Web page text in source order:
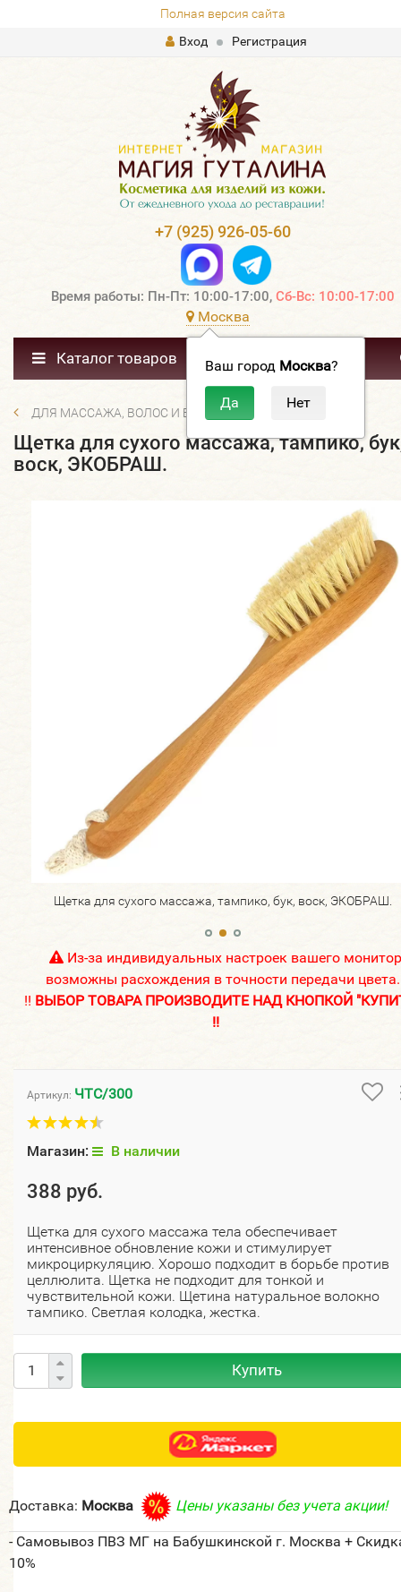
Полная версия сайта
Вход
Регистрация
+7 (925) 926-05-60
Время работы: Пн-Пт: 10:00-17:00, Сб-Вс: 10:00-17:00
Москва
Ваш город Москва?
Каталог товаров
ДЛЯ МАССАЖА, ВОЛОС И БОРОДЫ
Щетка для сухого массажа, тампико,
воск, ЭКОБРАШ.
Щетка для сухого массажа, тампико, бук, воск, ЭКОБРАШ.
Из-за индивидуальных настроек вашего
возможны расхождения в точности передачи цвета.
!! ВЫБОР ТОВАРА ПРОИЗВОДИТЕ НАД КНОПКОЙ
!!
Артикул: ЧТС/300
Магазин: В наличии
388 руб.
Щетка для сухого массажа тела обеспечивает
интенсивное обновление кожи и стимулирует
микроциркуляцию. Хорошо подходит в борьбе против
целлюлита. Щетка не подходит для тонкой и
чувствительной кожи. Щетина натуральное волокно
тампико. Светлая колодка, жестка.
Купить
Доставка: Москва Цены указаны без учета акции!
- Самовывоз ПВЗ МГ на Бабушкинской г. Москва +
10%